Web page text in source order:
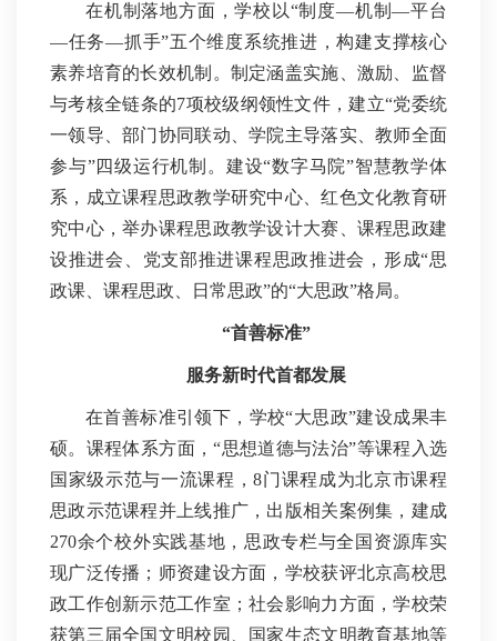
在机制落地方面，学校以“制度—机制—平台
—任务—抓手”五个维度系统推进，构建支撑核心
素养培育的长效机制。制定涵盖实施、激励、监督
与考核全链条的7项校级纲领性文件，建立“党委统
一领导、部门协同联动、学院主导落实、教师全面
参与”四级运行机制。建设“数字马院”智慧教学体
系，成立课程思政教学研究中心、红色文化教育研
究中心，举办课程思政教学设计大赛、课程思政建
设推进会、党支部推进课程思政推进会，形成“思
政课、课程思政、日常思政”的“大思政”格局。
“首善标准”
服务新时代首都发展
在首善标准引领下，学校“大思政”建设成果丰
硕。课程体系方面，“思想道德与法治”等课程入选
国家级示范与一流课程，8门课程成为北京市课程
思政示范课程并上线推广，出版相关案例集，建成
270余个校外实践基地，思政专栏与全国资源库实
现广泛传播；师资建设方面，学校获评北京高校思
政工作创新示范工作室；社会影响力方面，学校荣
获第三届全国文明校园、国家生态文明教育基地等